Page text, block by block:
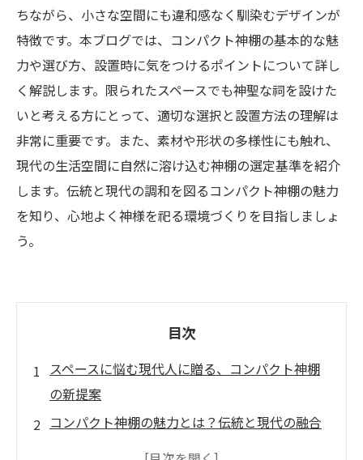
ちながら、小さな空間にも違和感なく馴染むデザインが
特徴です。本ブログでは、コンパクト神棚の基本的な魅
力や選び方、設置時に気をつけるポイントについて詳し
く解説します。限られたスペースでも神聖な祠を設けた
いと考える方にとって、適切な選択と設置方法の理解は
非常に重要です。また、素材や形状の多様性にも触れ、
現代の生活空間に自然に溶け込む神棚の選定基準を紹介
します。伝統と現代の調和を図るコンパクト神棚の魅力
を知り、心地よく神様を祀る環境づくりを目指しましょ
う。
目次
スペースに悩む現代人に贈る、コンパクト神棚
の新提案
コンパクト神棚の魅力とは？伝統と現代の融合